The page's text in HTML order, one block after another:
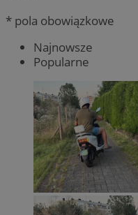
* pola obowiązkowe
Najnowsze
Popularne